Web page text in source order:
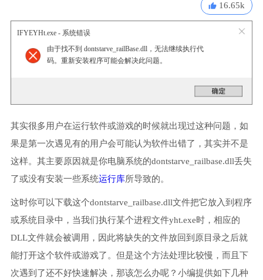
16.65k
IFYEYHt.exe - 系统错误
由于找不到 dontstarve_railBase.dll，无法继续执行代
码。重新安装程序可能会解决此问题。
其实很多用户在运行软件或游戏的时候就出现过这种问题，如
果是第一次遇见有的用户会可能认为软件出错了，其实并不是
这样。其主要原因就是你电脑系统的dontstarve_railbase.dll丢失
了或没有安装一些系统运行库所导致的。
这时你可以下载这个dontstarve_railbase.dll文件把它放入到程序
或系统目录中，当我们执行某个进程文件yht.exe时，相应的
DLL文件就会被调用，因此将缺失的文件放回到原目录之后就
能打开这个软件或游戏了。但是这个方法处理比较慢，而且下
次遇到了还不好快速解决，那该怎么办呢？小编提供如下几种